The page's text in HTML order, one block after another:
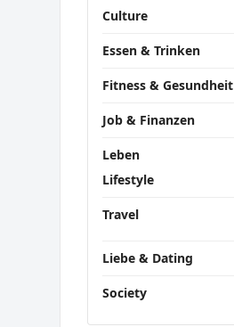
Culture
Essen & Trinken
Fitness & Gesundheit
Job & Finanzen
Leben
Lifestyle
Travel
Liebe & Dating
Society